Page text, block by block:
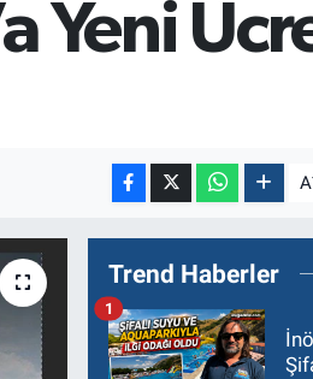
Yeni
A
Trend Haberler
1